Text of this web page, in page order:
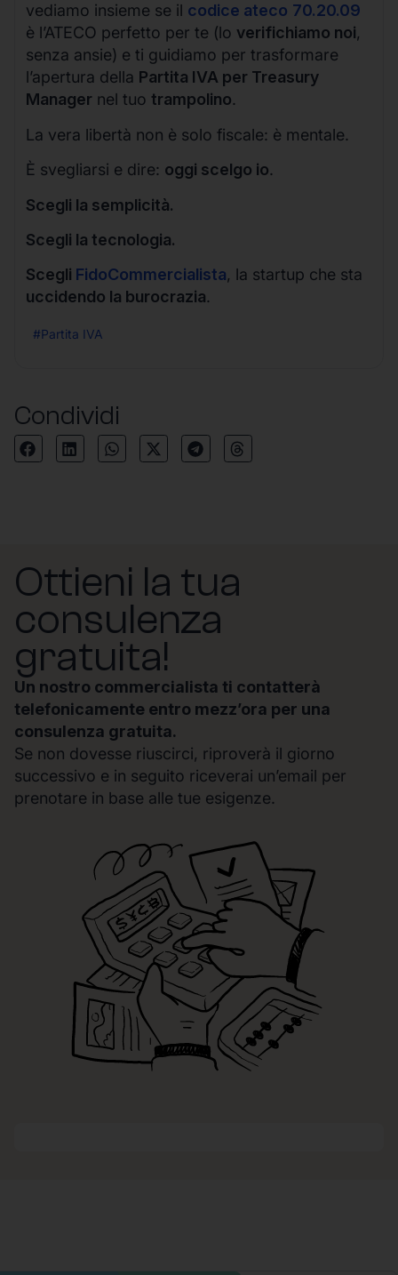
vediamo insieme se il codice ateco 70.20.09
è l’ATECO perfetto per te (lo verifichiamo noi,
senza ansie) e ti guidiamo per trasformare
l’apertura della Partita IVA per Treasury
Manager nel tuo trampolino.
La vera libertà non è solo fiscale: è mentale.
È svegliarsi e dire: oggi scelgo io.
Scegli la semplicità.
Scegli la tecnologia.
Scegli FidoCommercialista, la startup che sta
uccidendo la burocrazia.
#Partita IVA
Condividi
Ottieni la tua
consulenza
gratuita!
Un nostro commercialista ti contatterà
telefonicamente entro mezz’ora per una
consulenza gratuita.
Se non dovesse riuscirci, riproverà il giorno
successivo e in seguito riceverai un’email per
prenotare in base alle tue esigenze.